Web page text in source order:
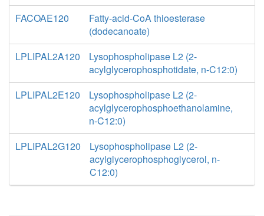
FACOAE120
Fatty-acid-CoA thioesterase
(dodecanoate)
LPLIPAL2A120
Lysophospholipase L2 (2-
acylglycerophosphotidate, n-C12:0)
LPLIPAL2E120
Lysophospholipase L2 (2-
acylglycerophosphoethanolamine,
n-C12:0)
LPLIPAL2G120
Lysophospholipase L2 (2-
acylglycerophosphoglycerol, n-
C12:0)